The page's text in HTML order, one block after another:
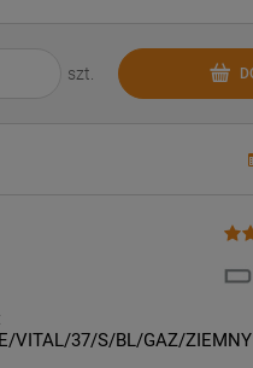
szt.
VITAL/37/S/BL/GAZ/ZIEMNY